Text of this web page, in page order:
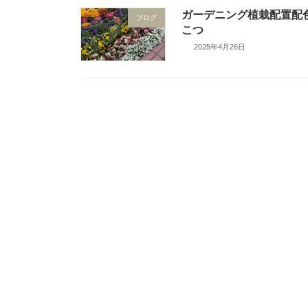
ブログ
ガーデニング植栽配置配
こつ
2025年4月26日